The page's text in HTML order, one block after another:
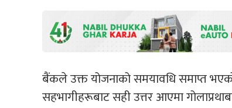
बैंकले उक्त योजनाको समयावधि समाप्त
सहभागीहरूबाट सही उत्तर आएमा